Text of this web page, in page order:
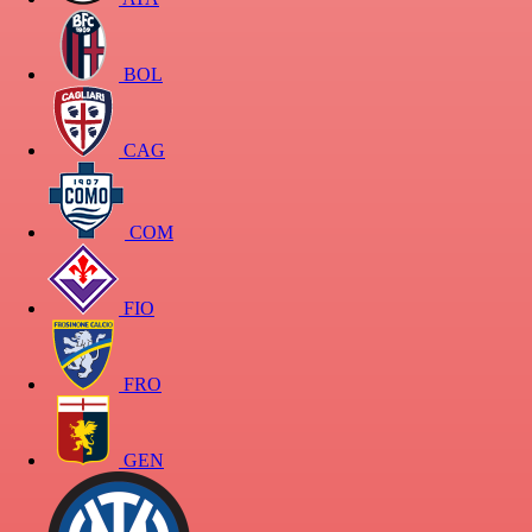
BOL
CAG
COM
FIO
FRO
GEN